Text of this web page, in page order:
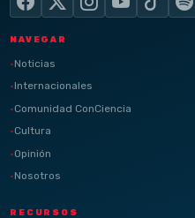
NAVEGAR
Noticias
Internacionales
Comunidad ConCiencia
Cultura
Opinión
Nosotros
RECURSOS